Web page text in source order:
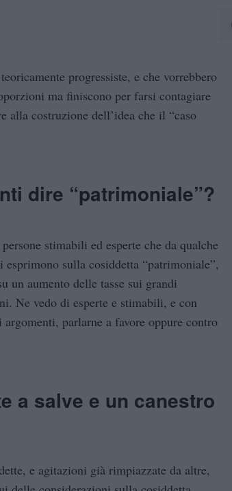
progressiste, e che vorrebbero
ma finiscono per farsi contagiare
alla costruzione dell’idea che il “caso
dire “patrimoniale”?
stimabili ed esperte che da qualche
esprimono sulla cosiddetta “patrimoniale”,
un aumento delle tasse sui grandi
Ne vedo di esperte e stimabili, e con
parlarne a favore oppure contro
a salve e un canestro
e agitazioni già rimpiazzate da altre,